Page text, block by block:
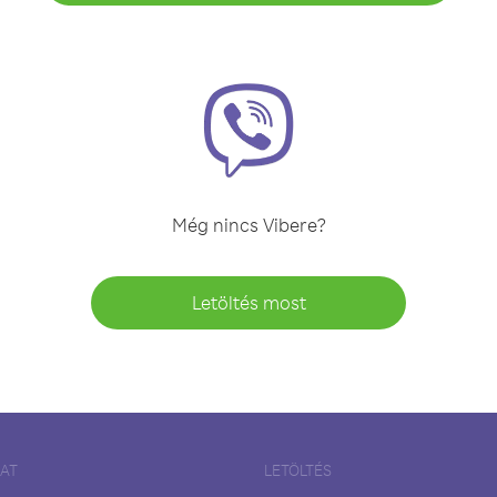
Még nincs Vibere?
Letöltés most
LETÖLTÉS